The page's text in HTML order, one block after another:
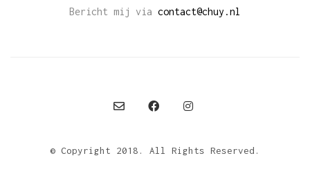
Bericht mij via contact@chuy.nl
© Copyright 2018. All Rights Reserved.